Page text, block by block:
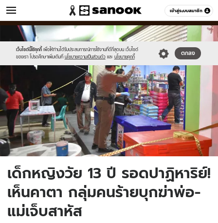
เข้าสู่ระบบสมาชิก
ข่าว หมวดอื่นๆ
เว็บไซต์นี้ใช้คุกกี้ เพื่อให้ท่านได้รับประสบการณ์การใช้งานที่ดีที่สุดบน เว็บไซต์
ของเรา โปรดศึกษาเพิ่มเติมที่ นโยบายความเป็นส่วนตัว และ นโยบายคุกกี้
ตกลง
Sanook
//s.isanook.com/sr/0/images/logo-
new-
sanook.png
600
//s.isanook.com/ns/0/ud/1506/7530370/6.jpg
เด็กหญิงวัย 13 ปี รอดปาฏิหาริย์!
เห็นคาตา กลุ่มคนร้ายบุกฆ่าพ่อ-
แม่เจ็บสาหัส